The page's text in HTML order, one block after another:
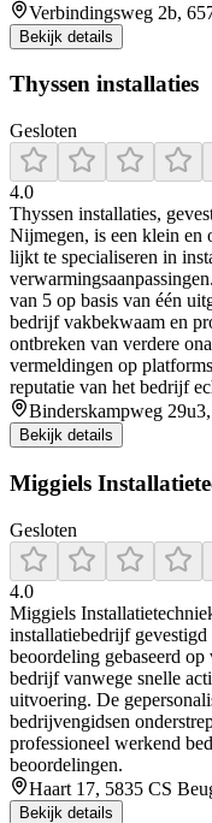
Verbindingsweg 2b,
Bekijk details
Thyssen installaties
Gesloten
4.0
Thyssen installaties,
Nijmegen, is een klein en
lijkt te specialiseren in
van 5 op basis van één
bedrijf vakbekwaam en
ontbreken van verdere
vermeldingen op
reputatie van het bedrijf
Binderskampweg
Bekijk details
Miggiels
Gesloten
4.0
Miggiels
installatiebedrijf
beoordeling gebaseerd
bedrijf vanwege snelle
uitvoering. De
bedrijvengidsen
professioneel werkend
beoordelingen.
Haart 17, 5835 CS
Bekijk details